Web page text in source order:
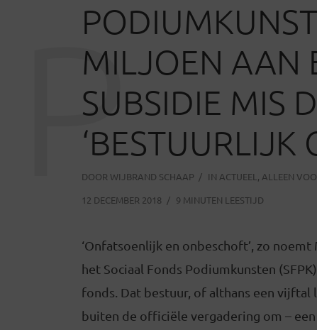
MILJOEN AAN
SUBSIDIE MIS
‘BESTUURLIJK
DOOR WIJBRAND SCHAAP IN ACTUEEL , ALLEEN
12 DECEMBER 2018
9 MINUTEN LEESTIJD
P
‘Onfatsoenlijk en onbeschoft’, zo
het Sociaal Fonds Podiumkunsten
fonds. Dat bestuur, of althans een
buiten de officiële vergadering om –